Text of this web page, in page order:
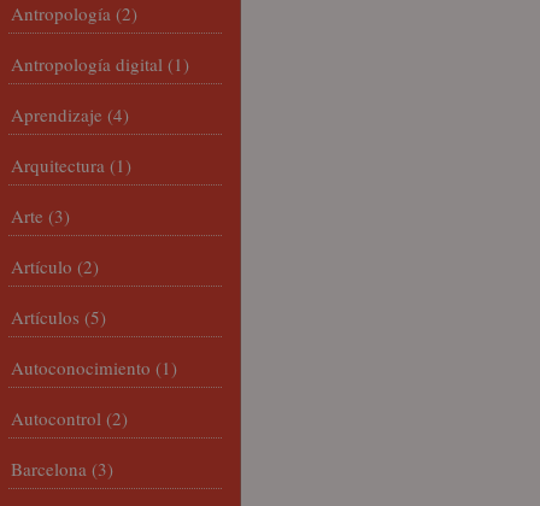
Antropología (2)
Antropología digital (1)
Aprendizaje (4)
Arquitectura (1)
Arte (3)
Artículo (2)
Artículos (5)
Autoconocimiento (1)
Autocontrol (2)
Barcelona (3)